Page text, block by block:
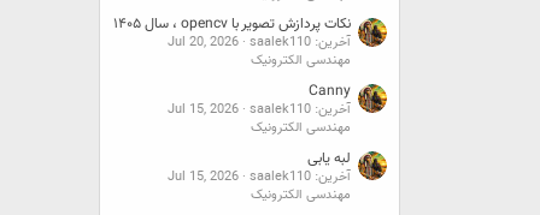
نکات پردازش تصویر با opencv ، سال ۱۴۰۵
آخرین: saalek110
Jul 20, 2026
مهندسی الکترونیک
Canny
آخرین: saalek110
Jul 15, 2026
مهندسی الکترونیک
لبه یابی
آخرین: saalek110
Jul 15, 2026
مهندسی الکترونیک